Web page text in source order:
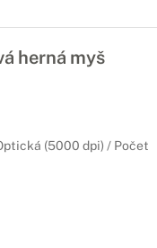
herná myš
(5000 dpi) / Počet